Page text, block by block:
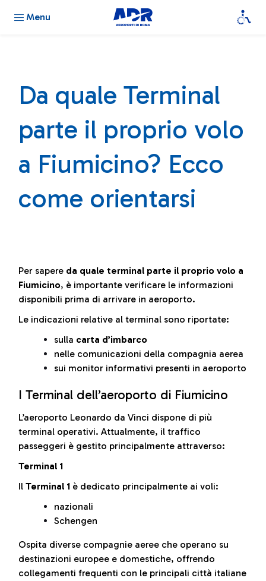
Menu
Da quale Terminal
parte il proprio volo
a Fiumicino? Ecco
come orientarsi
Per sapere da quale terminal parte il proprio volo a
Fiumicino, è importante verificare le informazioni
disponibili prima di arrivare in aeroporto.
Le indicazioni relative al terminal sono riportate:
sulla carta d’imbarco
nelle comunicazioni della compagnia aerea
sui monitor informativi presenti in aeroporto
I Terminal dell’aeroporto di Fiumicino
L’aeroporto Leonardo da Vinci dispone di più
terminal operativi. Attualmente, il traffico
passeggeri è gestito principalmente attraverso:
Terminal 1
Il Terminal 1 è dedicato principalmente ai voli:
nazionali
Schengen
Ospita diverse compagnie aeree che operano su
destinazioni europee e domestiche, offrendo
collegamenti frequenti con le principali città italiane